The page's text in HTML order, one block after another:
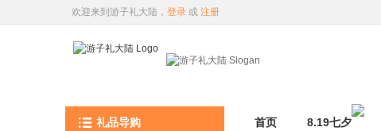
欢迎来到游子礼大陆， 登录 或 注册
礼品导购 首页 8.19七夕